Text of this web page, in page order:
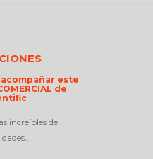
este
de
increíbles de